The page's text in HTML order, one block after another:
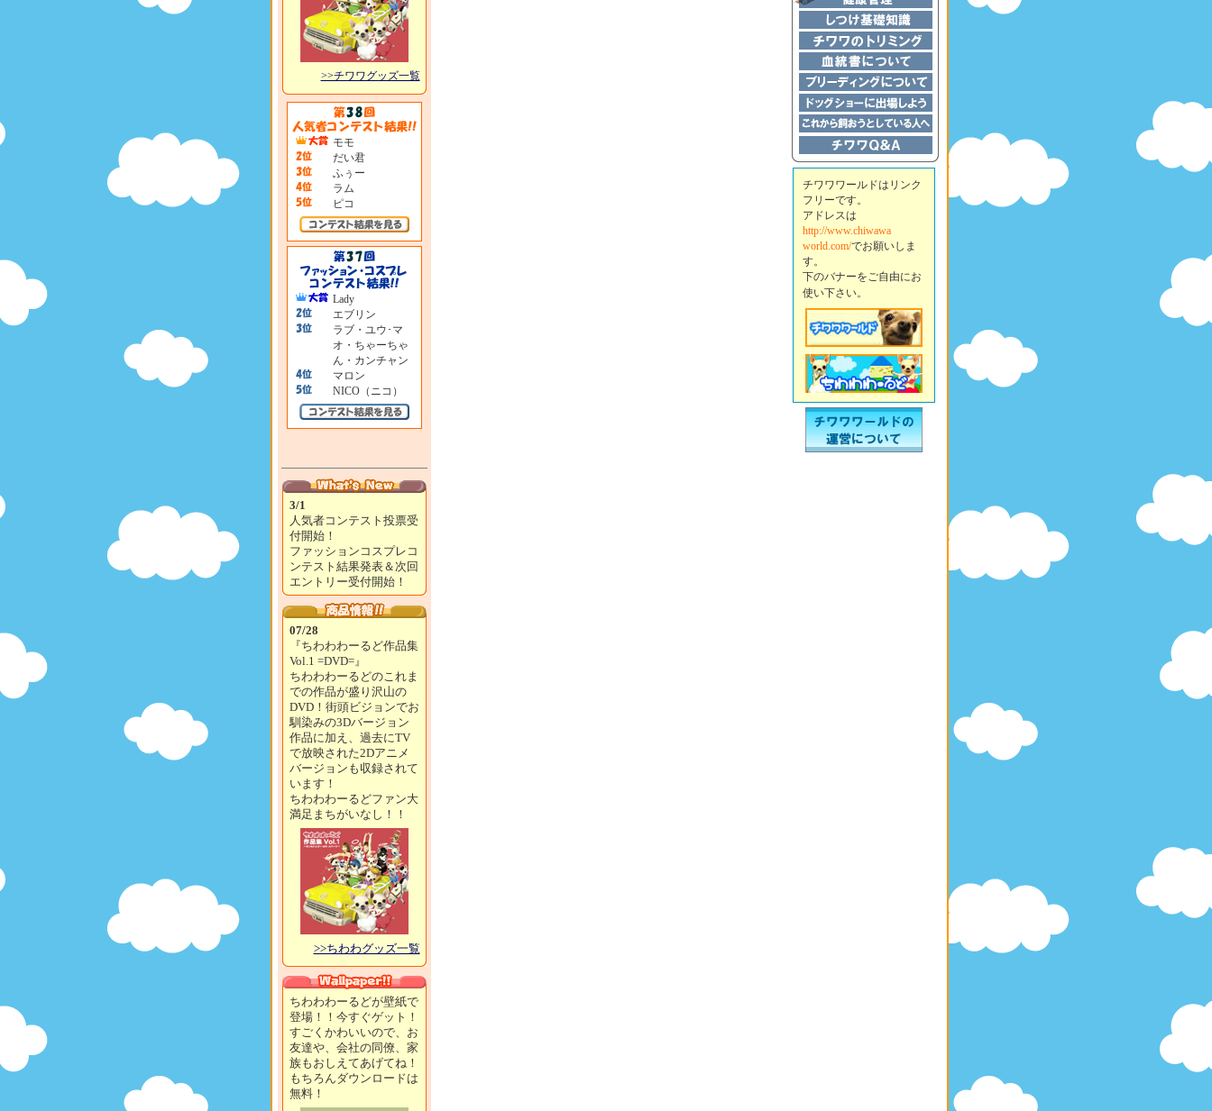
>>チワワグッズ一覧
モモ
だい君
ふぅー
ラム
ピコ
Lady
エブリン
ラブ・ユウ･マ
オ・ちゃーちゃ
ん・カンチャン
マロン
NICO（ニコ）
3/1
人気者コンテスト投票受
付開始！
ファッションコスプレコ
ンテスト結果発表＆次回
エントリー受付開始！
07/28
『ちわわわーるど作品集
Vol.1 =DVD=』
ちわわわーるどのこれま
での作品が盛り沢山の
DVD！街頭ビジョンでお
馴染みの3Dバージョン
作品に加え、過去にTV
で放映された2Dアニメ
バージョンも収録されて
います！
ちわわわーるどファン大
満足まちがいなし！！
>>ちわわグッズ一覧
ちわわわーるどが壁紙で
登場！！今すぐゲット！
すごくかわいいので、お
友達や、会社の同僚、家
族もおしえてあげてね！
もちろんダウンロードは
無料！
チワワワールドはリンク
フリーです。
アドレスは
http://www.chiwawa
world.com/でお願いしま
す。
下のバナーをご自由にお
使い下さい。